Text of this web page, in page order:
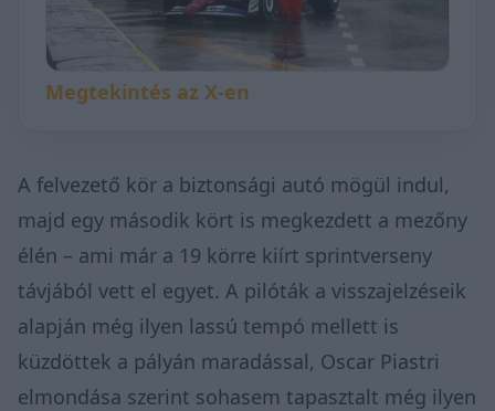
Megtekintés az X-en
A felvezető kör a biztonsági autó mögül indul,
majd egy második kört is megkezdett a mezőny
élén – ami már a 19 körre kiírt sprintverseny
távjából vett el egyet. A pilóták a visszajelzéseik
alapján még ilyen lassú tempó mellett is
küzdöttek a pályán maradással, Oscar Piastri
elmondása szerint sohasem tapasztalt még ilyen